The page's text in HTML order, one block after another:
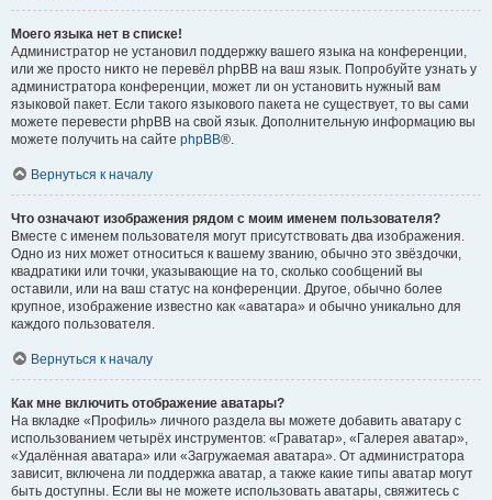
Моего языка нет в списке!
Администратор не установил поддержку вашего языка на конференции,
или же просто никто не перевёл phpBB на ваш язык. Попробуйте узнать у
администратора конференции, может ли он установить нужный вам
языковой пакет. Если такого языкового пакета не существует, то вы сами
можете перевести phpBB на свой язык. Дополнительную информацию вы
можете получить на сайте phpBB®.
Вернуться к началу
Что означают изображения рядом с моим именем пользователя?
Вместе с именем пользователя могут присутствовать два изображения.
Одно из них может относиться к вашему званию, обычно это звёздочки,
квадратики или точки, указывающие на то, сколько сообщений вы
оставили, или на ваш статус на конференции. Другое, обычно более
крупное, изображение известно как «аватара» и обычно уникально для
каждого пользователя.
Вернуться к началу
Как мне включить отображение аватары?
На вкладке «Профиль» личного раздела вы можете добавить аватару с
использованием четырёх инструментов: «Граватар», «Галерея аватар»,
«Удалённая аватара» или «Загружаемая аватара». От администратора
зависит, включена ли поддержка аватар, а также какие типы аватар могут
быть доступны. Если вы не можете использовать аватары, свяжитесь с